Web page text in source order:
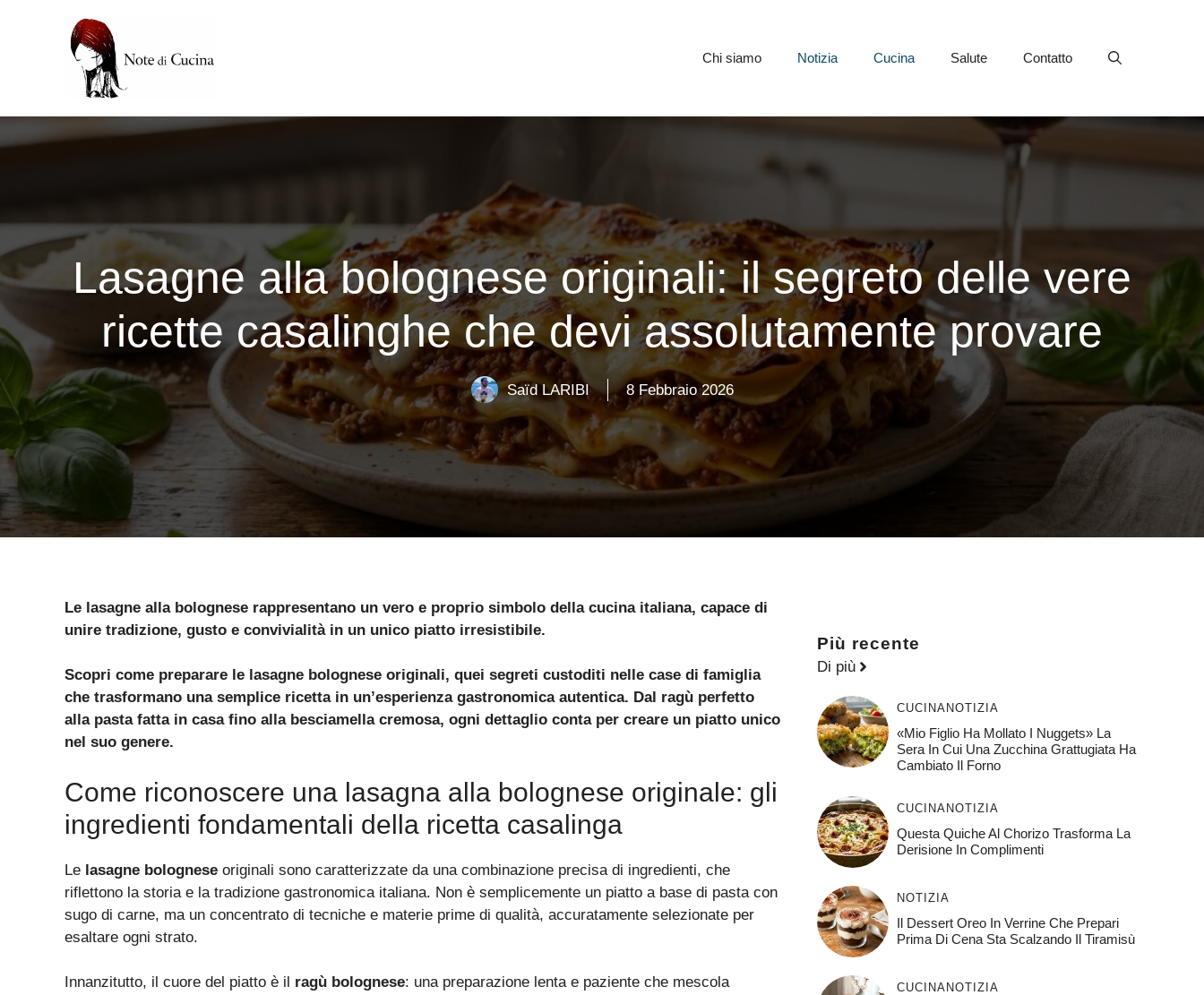
Chi siamo Notizia Cucina Salute Contatto
Lasagne alla bolognese originali: il segreto delle vere
ricette casalinghe che devi assolutamente provare
Saïd LARIBI 8 Febbraio 2026
Le lasagne alla bolognese rappresentano un vero e proprio simbolo della cucina italiana, capace di
unire tradizione, gusto e convivialità in un unico piatto irresistibile.
Scopri come preparare le lasagne bolognese originali, quei segreti custoditi nelle case di famiglia
che trasformano una semplice ricetta in un’esperienza gastronomica autentica. Dal ragù perfetto
alla pasta fatta in casa fino alla besciamella cremosa, ogni dettaglio conta per creare un piatto unico
nel suo genere.
Come riconoscere una lasagna alla bolognese originale: gli
ingredienti fondamentali della ricetta casalinga
Le lasagne bolognese originali sono caratterizzate da una combinazione precisa di ingredienti, che
riflettono la storia e la tradizione gastronomica italiana. Non è semplicemente un piatto a base di pasta con
sugo di carne, ma un concentrato di tecniche e materie prime di qualità, accuratamente selezionate per
esaltare ogni strato.
Innanzitutto, il cuore del piatto è il ragù bolognese: una preparazione lenta e paziente che mescola
Più recente
Di più
CUCINANOTIZIA
«Mio Figlio Ha Mollato I Nuggets» La
Sera In Cui Una Zucchina Grattugiata Ha
Cambiato Il Forno
CUCINANOTIZIA
Questa Quiche Al Chorizo ​​trasforma La
Derisione In Complimenti
NOTIZIA
Il Dessert Oreo In Verrine Che Prepari
Prima Di Cena Sta Scalzando Il Tiramisù
CUCINANOTIZIA